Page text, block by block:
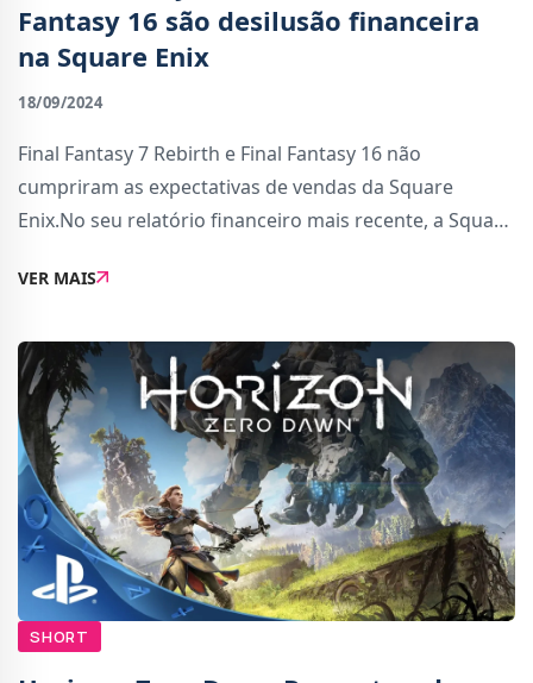
Fantasy 16 são desilusão financeira
na Square Enix
18/09/2024
Final Fantasy 7 Rebirth e Final Fantasy 16 não
cumpriram as expectativas de vendas da Square
Enix.No seu relatório financeiro mais recente, a Square
lançados como exclusivos da PS5, não tiver
VER MAIS
SHORT